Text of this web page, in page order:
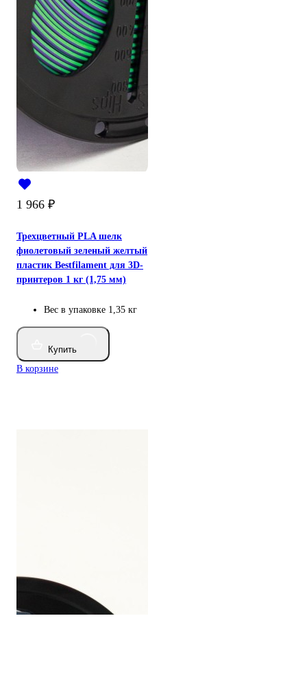
1 966 ₽
Трехцветный PLA шелк
фиолетовый зеленый желтый
пластик Bestfilament для 3D-
принтеров 1 кг (1,75 мм)
Вес в упаковке 1,35 кг
Купить
В корзине